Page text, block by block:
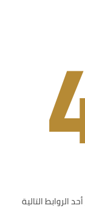
التالية